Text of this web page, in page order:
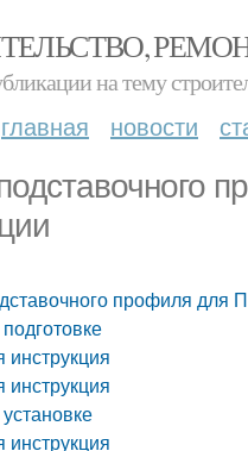
на тему
главная новости
профиля для